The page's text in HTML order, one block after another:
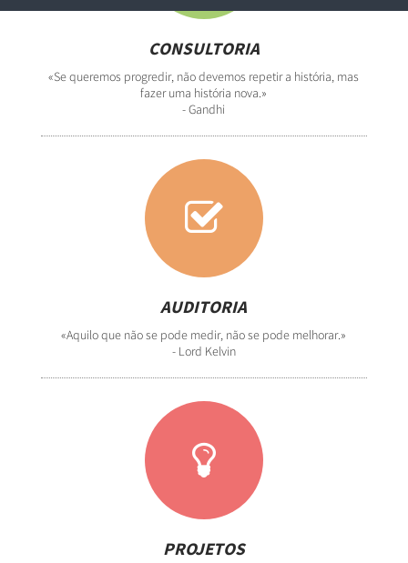
CONSULTORIA
«Se queremos progredir, não devemos repetir a história, mas
fazer uma história nova.»
- Gandhi
AUDITORIA
«Aquilo que não se pode medir, não se pode melhorar.»
- Lord Kelvin
PROJETOS